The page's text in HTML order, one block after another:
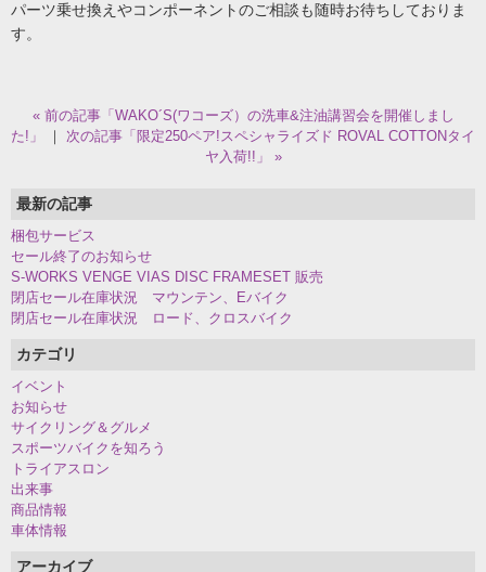
パーツ乗せ換えやコンポーネントのご相談も随時お待ちしておりま
す。
« 前の記事「WAKO´S(ワコーズ）の洗車&注油講習会を開催しまし
た!」
｜ 次の記事「限定250ペア!スペシャライズド ROVAL COTTONタイ
ヤ入荷!!」 »
最新の記事
梱包サービス
セール終了のお知らせ
S-WORKS VENGE VIAS DISC FRAMESET 販売
閉店セール在庫状況 マウンテン、Eバイク
閉店セール在庫状況 ロード、クロスバイク
カテゴリ
イベント
お知らせ
サイクリング＆グルメ
スポーツバイクを知ろう
トライアスロン
出来事
商品情報
車体情報
アーカイブ